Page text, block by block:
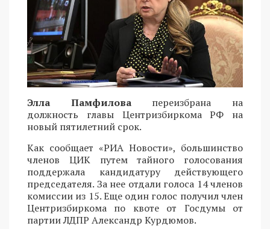
Элла Памфиловапереизбрана на
должность главы Центризбиркома РФ на
новый пятилетний срок.
Как сообщает «РИА Новости», большинство
членов ЦИК путем тайного голосования
поддержала кандидатуру действующего
председателя. За нее отдали голоса 14 членов
комиссии из 15. Еще один голос получил член
Центризбиркома по квоте от Госдумы от
партии ЛДПР Александр Курдюмов.